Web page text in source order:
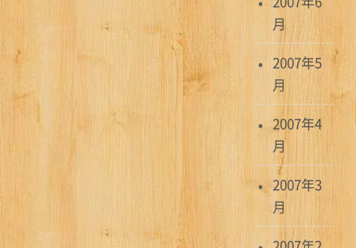
月
2007年5
月
2007年4
月
2007年3
月